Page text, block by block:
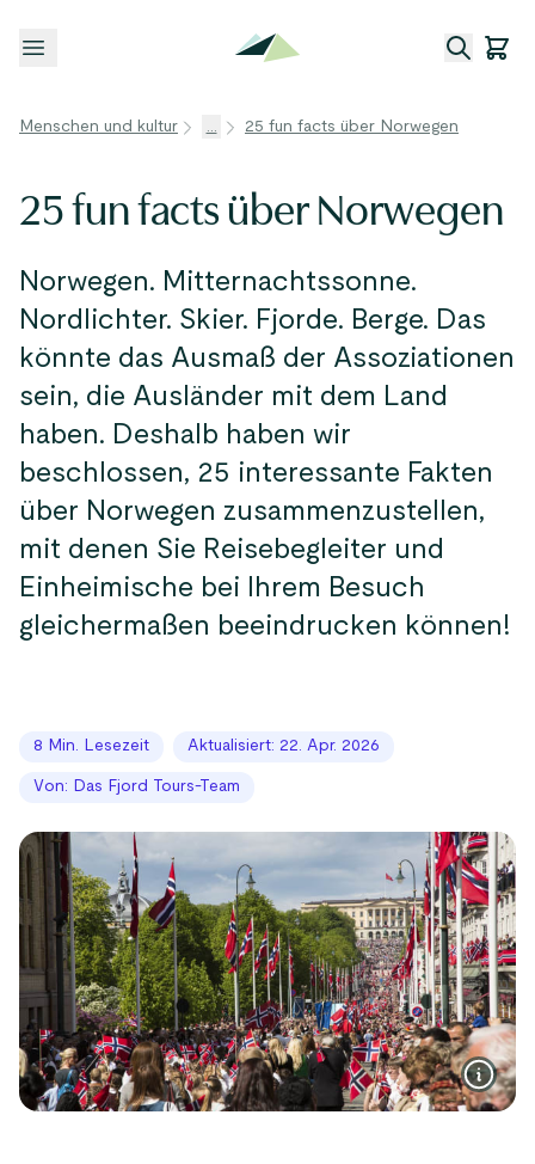
Menü öffnen
Menschen und kultur ... 25 fun facts über Norwegen
25 fun facts über Norwegen
Norwegen. Mitternachtssonne.
Nordlichter. Skier. Fjorde. Berge. Das
könnte das Ausmaß der Assoziationen
sein, die Ausländer mit dem Land
haben. Deshalb haben wir
beschlossen, 25 interessante Fakten
über Norwegen zusammenzustellen,
mit denen Sie Reisebegleiter und
Einheimische bei Ihrem Besuch
gleichermaßen beeindrucken können!
8 Min. Lesezeit Aktualisiert: 22. Apr. 2026
Von: Das Fjord Tours-Team